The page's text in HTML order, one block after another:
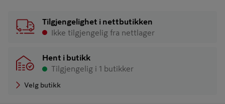
Tilgjengelighet i nettbutikken
Ikke tilgjengelig fra nettlager
Hent i butikk
Tilgjengelig i 1 butikker
Velg butikk